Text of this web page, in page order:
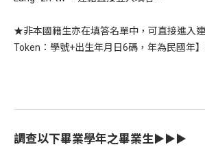
★非本國籍生亦在填答名單中，可直接進入
Token：學號+出生年月日6碼，年為民國年】
調查以下畢業學年之畢業生 ▶▶▶